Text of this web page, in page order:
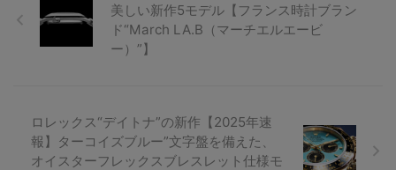
美しい新作5モデル【フランス時計ブラン
ド“March LA.B（マーチエルエービ
ー）”】
ロレックス“デイトナ”の新作【2025年速
報】ターコイズブルー”文字盤を備えた、
オイスターフレックスブレスレット仕様モ